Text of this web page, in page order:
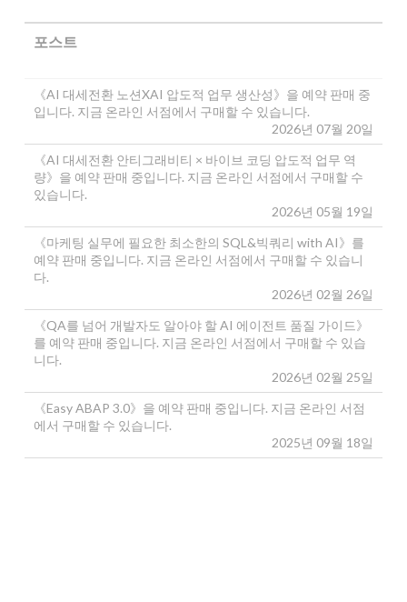
포스트
《AI 대세전환 노션XAI 압도적 업무 생산성》을 예약 판매 중
입니다. 지금 온라인 서점에서 구매할 수 있습니다.
2026년 07월 20일
《AI 대세전환 안티그래비티 × 바이브 코딩 압도적 업무 역
량》을 예약 판매 중입니다. 지금 온라인 서점에서 구매할 수
있습니다.
2026년 05월 19일
《마케팅 실무에 필요한 최소한의 SQL&빅쿼리 with AI》를
예약 판매 중입니다. 지금 온라인 서점에서 구매할 수 있습니
다.
2026년 02월 26일
《QA를 넘어 개발자도 알아야 할 AI 에이전트 품질 가이드》
를 예약 판매 중입니다. 지금 온라인 서점에서 구매할 수 있습
니다.
2026년 02월 25일
《Easy ABAP 3.0》을 예약 판매 중입니다. 지금 온라인 서점
에서 구매할 수 있습니다.
2025년 09월 18일